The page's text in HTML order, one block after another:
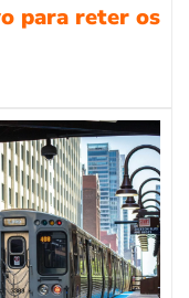
para reter os